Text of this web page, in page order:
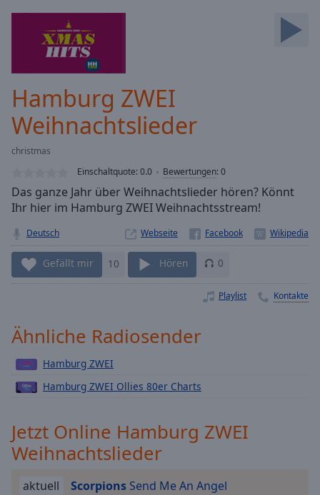
Duration-:-
Loaded:
0.00%
Seek to
live,
currently
behind
live LIVE
Remaining
Time-
Playback
Rate
Chapters
Chapters
Descriptions
descriptions
selected
Hamburg ZWEI
Weihnachtslieder
christmas
Einschaltquote:0.0 Bewertungen:0
Das ganze Jahr über Weihnachtslieder hören? Könnt
Ihr hier im Hamburg ZWEI Weihnachtsstream!
Deutsch Webseite
Gefällt mir 10 Hören 0
Playlist Kontakte
Ähnliche Radiosender
Hamburg ZWEI
Hamburg ZWEI Ollies 80er Charts
Jetzt Online Hamburg ZWEI
Weihnachtslieder
aktuell Scorpions Send Me An Angel